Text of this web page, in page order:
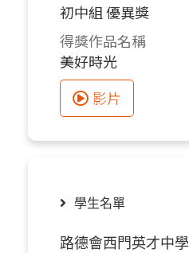
初中組 優異獎
得獎作品名稱
美好時光
影片
學生名單
路德會西門英才中學